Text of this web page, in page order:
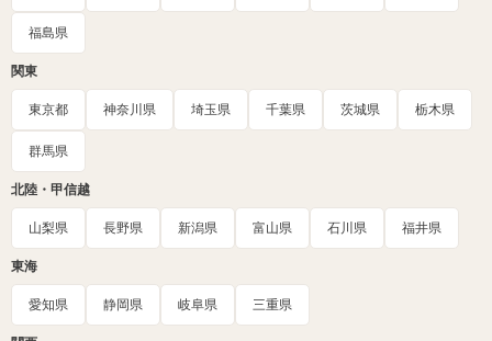
福島県
関東
東京都 神奈川県 埼玉県 千葉県 茨城県 栃木県
群馬県
北陸・甲信越
山梨県 長野県 新潟県 富山県 石川県 福井県
東海
愛知県 静岡県 岐阜県 三重県